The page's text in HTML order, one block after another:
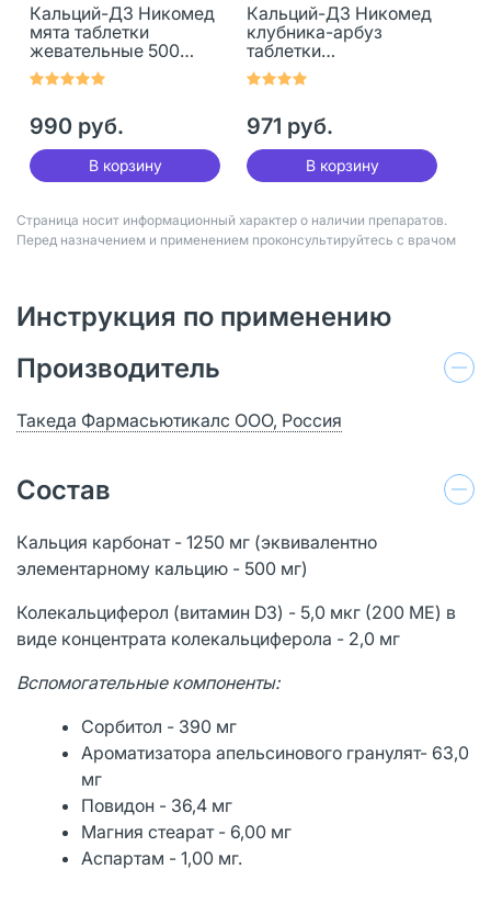
Кальций-Д3 Никомед
мята таблетки
жевательные 500
мг+200 ме 120 шт
990 руб.
В корзину
Кальций-Д3 Никомед
клубника-арбуз
таблетки
жевательные 500
мг+200 ме 120 шт
971 руб.
В корзину
Страница носит информационный характер о наличии препаратов.
Перед назначением и применением проконсультируйтесь с врачом
Инструкция по применению
Производитель
Такеда Фармасьютикалс ООО, Россия
Состав
Кальция карбонат - 1250 мг (эквивалентно
элементарному кальцию - 500 мг)
Колекальциферол (витамин D3) - 5,0 мкг (200 МЕ) в
виде концентрата колекальциферола - 2,0 мг
Вспомогательные компоненты:
Сорбитол - 390 мг
Ароматизатора апельсинового гранулят- 63,0
мг
Повидон - 36,4 мг
Магния стеарат - 6,00 мг
Аспартам - 1,00 мг.